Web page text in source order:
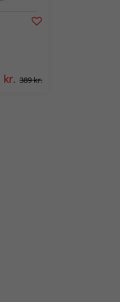
kr. 389 kr.